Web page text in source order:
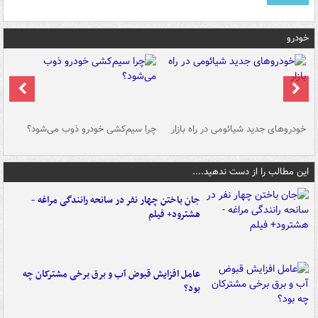
خودرو
خودروهای جدید شیائومی در راه بازار چرا سیم‌کشی خودرو ذوب می‌شود؟
این مطالب را از دست ندهید....
جان باختن چهار نفر در سانحه رانندگی مراغه -
هشترود+ فیلم
عامل افزایش قبوض آب و برق برخی مشترکان چه
بود؟